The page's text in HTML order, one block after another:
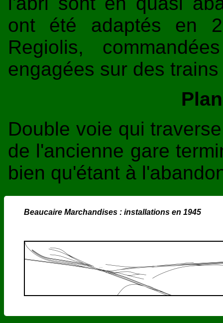
ont été adaptés en
Regiolis,
engagées sur des
Double voie qui
de l'ancienne gare
bien qu'étant à
Beaucaire Marchandises : installations en 1945